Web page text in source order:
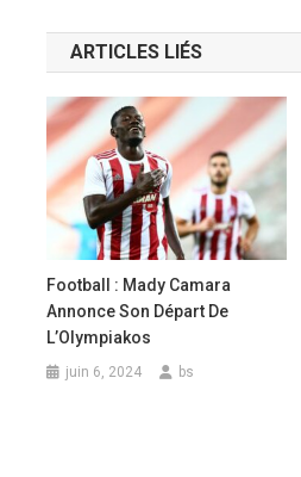
de
l’article
ARTICLES LIÉS
Football : Mady Camara
Annonce Son Départ De
L’Olympiakos
juin 6, 2024 bs